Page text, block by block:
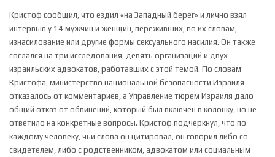
Кристоф сообщил, что ездил «на Западный берег» и лично взял
интервью у 14 мужчин и женщин, переживших, по их словам,
изнасилование или другие формы сексуального насилия. Он также
сослался на три исследования, девять организаций и двух
израильских адвокатов, работавших с этой темой. По словам
Кристофа, министерство национальной безопасности Израиля
отказалось от комментариев, а Управление тюрем Израиля дало
общий отказ от обвинений, который был включен в колонку, но не
ответило на конкретные вопросы. Кристоф подчеркнул, что по
каждому человеку, чьи слова он цитировал, он говорил либо со
свидетелем, либо с родственником, адвокатом или социальным